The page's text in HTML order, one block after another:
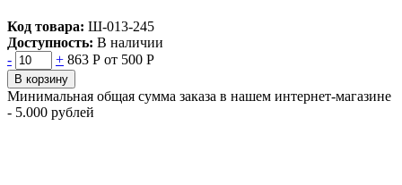
Код товара: Ш-013-245
Доступность: В наличии
-
+ 863 Р от 500 Р
В корзину
Минимальная общая сумма заказа в нашем интернет-магазине
- 5.000 рублей